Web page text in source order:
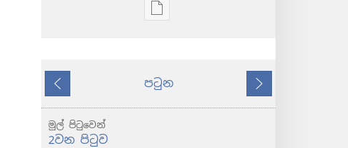
ප්‍රකාශන
ක්‍රම
කලින්
පටුන
ඊළඟ
මුල් පිටුවෙන්
2වන පිටුව